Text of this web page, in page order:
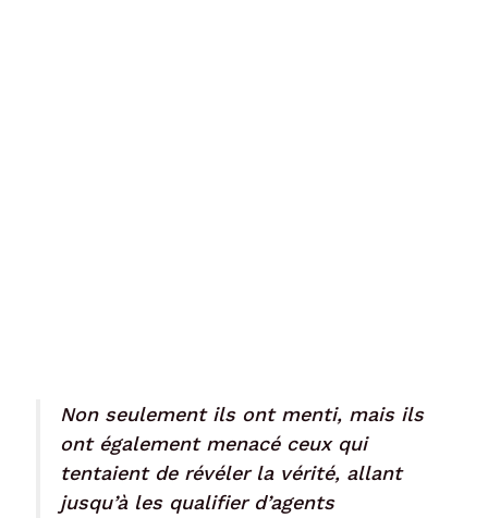
Non seulement ils ont menti, mais ils
ont également menacé ceux qui
tentaient de révéler la vérité, allant
jusqu’à les qualifier d’agents